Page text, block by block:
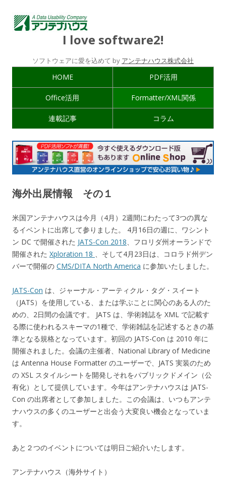
I love software2!
ソフトウェアに愛を込めて by アンテナハウス株式会社
HOME PDF活用
Office活用 Formatter/XML関係
連載記事 コラム
海外出展情報 その１
米国アンテナハウスは今月（4月）2週間にわたって3つの異な
るイベントに出席して参りました。 4月16日の週に、ワシント
ン DC で開催された JATS-Con 2018 、フロリダ州オーランドで
開催された Xploration 18
、そして4月23日は、コロラド州デン
バーで開催の CMS/DITA North America に参加いたしました。
JATS-Con は、ジャーナル・アーティクル・タグ・スイート
（JATS）を使用している、または学ぶことに関心のある人のた
めの、2日間の会議です。 JATS は、学術雑誌を XML で記載す
る際に使われるスキーマの1種で、学術雑誌を記述するときの基
準となる規格となっています。初回の JATS-Con は 2010 年に
開催されました。会議の主催者、National Library of Medicine
は Antenna House Formatter のユーザーで、JATS 実装のため
の XSL スタイルシートを開発しそれをパブリックドメイン（公
有化）として提供しています。今年はアンテナハウスは JATS-
Con の出席者として参加しました。この会議は、いつもアンテ
ナハウスの多くのユーザーと出会う大変良い機会となっていま
す。
あと２つのイベントについては明日ご紹介いたします。
アンテナハウス（海外サイト）